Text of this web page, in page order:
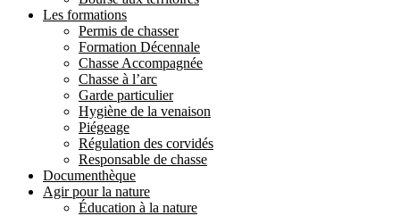
Les formations
Permis de chasser
Formation Décennale
Chasse Accompagnée
Chasse à l’arc
Garde particulier
Hygiène de la venaison
Piégeage
Régulation des corvidés
Responsable de chasse
Documenthèque
Agir pour la nature
Éducation à la nature